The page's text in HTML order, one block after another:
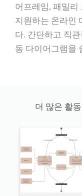
어프레임, 패밀리
지원하는 온라인
다. 간단하고 직
동 다이어그램을
더 많은 활